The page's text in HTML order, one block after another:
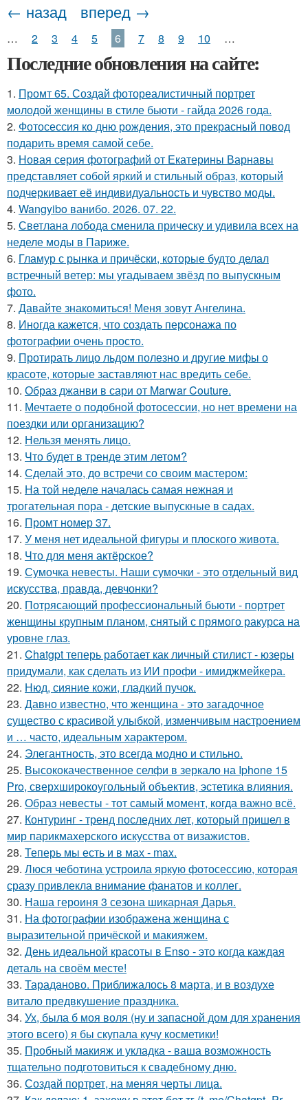
← назад вперед →
… 2 3 4 5 6 7 8 9 10 …
Последние обновления на сайте:
1. Промт 65. Создай фотореалистичный портрет
молодой женщины в стиле бьюти - гайда 2026 года.
2. Фотосессия ко дню рождения, это прекрасный повод
подарить время самой себе.
3. Новая серия фотографий от Екатерины Варнавы
представляет собой яркий и стильный образ, который
подчеркивает её индивидуальность и чувство моды.
4. Wangyibo ванибо. 2026. 07. 22.
5. Светлана лобода сменила прическу и удивила всех на
неделе моды в Париже.
6. Гламур с рынка и причёски, которые будто делал
встречный ветер: мы угадываем звёзд по выпускным
фото.
7. Давайте знакомиться! Меня зовут Ангелина.
8. Иногда кажется, что создать персонажа по
фотографии очень просто.
9. Протирать лицо льдом полезно и другие мифы о
красоте, которые заставляют нас вредить себе.
10. Образ джанви в сари от Marwar Couture.
11. Мечтаете о подобной фотосессии, но нет времени на
поездки или организацию?
12. Нельзя менять лицо.
13. Что будет в тренде этим летом?
14. Сделай это, до встречи со своим мастером:
15. На той неделе началась самая нежная и
трогательная пора - детские выпускные в садах.
16. Промт номер 37.
17. У меня нет идеальной фигуры и плоского живота.
18. Что для меня актёрское?
19. Сумочка невесты. Наши сумочки - это отдельный вид
искусства, правда, девчонки?
20. Потрясающий профессиональный бьюти - портрет
женщины крупным планом, снятый с прямого ракурса на
уровне глаз.
21. Chatgpt теперь работает как личный стилист - юзеры
придумали, как сделать из ИИ профи - имиджмейкера.
22. Нюд, сияние кожи, гладкий пучок.
23. Давно известно, что женщина - это загадочное
существо с красивой улыбкой, изменчивым настроением
и … часто, идеальным характером.
24. Элегантность, это всегда модно и стильно.
25. Высококачественное селфи в зеркало на Iphone 15
Pro, сверхширокоугольный объектив, эстетика влияния.
26. Образ невесты - тот самый момент, когда важно всё.
27. Контуринг - тренд последних лет, который пришел в
мир парикмахерского искусства от визажистов.
28. Теперь мы есть и в мах - max.
29. Люся чеботина устроила яркую фотосессию, которая
сразу привлекла внимание фанатов и коллег.
30. Наша героиня 3 сезона шикарная Дарья.
31. На фотографии изображена женщина с
выразительной причёской и макияжем.
32. День идеальной красоты в Enso - это когда каждая
деталь на своём месте!
33. Тараданово. Приближалось 8 марта, и в воздухе
витало предвкушение праздника.
34. Ух, была б моя воля (ну и запасной дом для хранения
этого всего) я бы скупала кучу косметики!
35. Пробный макияж и укладка - ваша возможность
тщательно подготовиться к свадебному дню.
36. Создай портрет, на меняя черты лица.